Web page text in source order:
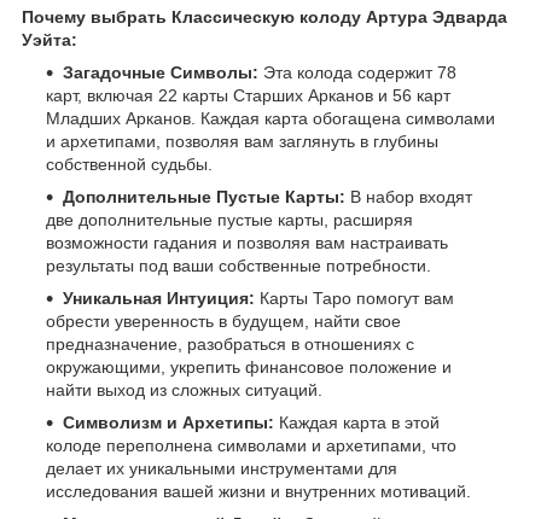
Почему выбрать Классическую колоду Артура Эдварда
Уэйта:
Загадочные Символы: Эта колода содержит 78
карт, включая 22 карты Старших Арканов и 56 карт
Младших Арканов. Каждая карта обогащена символами
и архетипами, позволяя вам заглянуть в глубины
собственной судьбы.
Дополнительные Пустые Карты: В набор входят
две дополнительные пустые карты, расширяя
возможности гадания и позволяя вам настраивать
результаты под ваши собственные потребности.
Уникальная Интуиция: Карты Таро помогут вам
обрести уверенность в будущем, найти свое
предназначение, разобраться в отношениях с
окружающими, укрепить финансовое положение и
найти выход из сложных ситуаций.
Символизм и Архетипы: Каждая карта в этой
колоде переполнена символами и архетипами, что
делает их уникальными инструментами для
исследования вашей жизни и внутренних мотиваций.